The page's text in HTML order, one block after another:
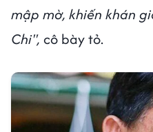
mập mờ, khiến khán
Chi", cô bày tỏ.